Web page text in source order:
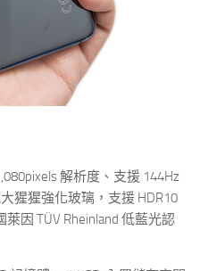
解析度、支援 144Hz
猩猩強化玻璃，支援 HDR10
萊因 TÜV Rheinland 低藍光認